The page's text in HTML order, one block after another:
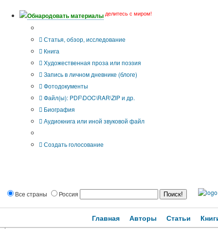
Обнародовать материалы делитесь с миром!
Статья, обзор, исследование
Книга
Художественная проза или поэзия
Запись в личном дневнике (блоге)
Фотодокументы
Файл(ы): PDF\DOC\RAR\ZIP и др.
Биография
Аудиокнига или иной звуковой файл
Создать голосование
Все страны Россия
Главная Авторы Статьи